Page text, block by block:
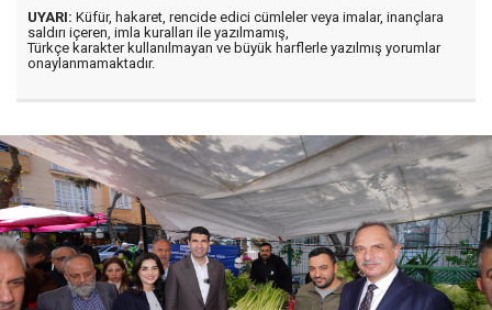
UYARI: Küfür, hakaret, rencide edici cümleler veya imalar, inançlara
saldırı içeren, imla kuralları ile yazılmamış,
Türkçe karakter kullanılmayan ve büyük harflerle yazılmış yorumlar
onaylanmamaktadır.